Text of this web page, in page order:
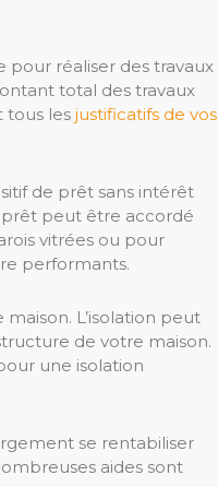
pour réaliser des travaux
total des travaux
tous les justificatifs de vos
de prêt sans intérêt
prêt peut être accordé
vitrées ou pour
performants.
L’isolation peut
de votre maison.
une isolation
se rentabiliser
aides sont